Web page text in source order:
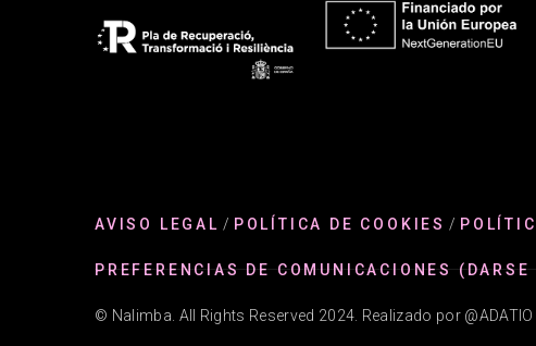
AVISO LEGAL / POLÍTICA DE COOKIES /
PREFERENCIAS DE COMUNICACIONES
© Nalimba. All Rights Reserved 2024. Realizado por